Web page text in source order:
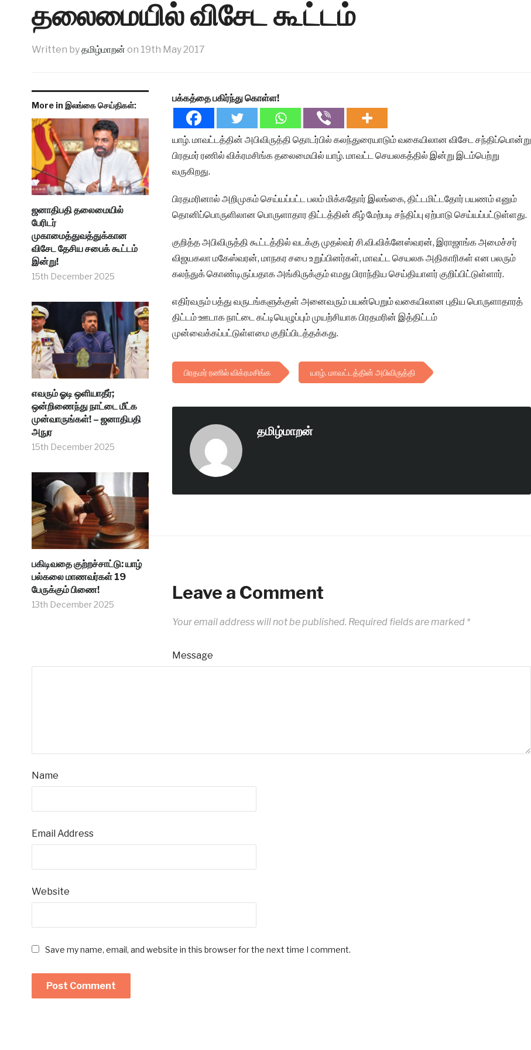
தலைமையில் விசேட கூட்டம்
Written byதமிழ்மாறன் on 19th May 2017
More in இலங்கை செய்திகள்:
ஜனாதிபதி தலைமையில்
பேரிடர்
முகாமைத்துவத்துக்கான
விசேட தேசிய சபைக் கூட்டம்
இன்று!
15th December 2025
எவரும் ஓடி ஒளியாதீர்;
ஒன்றிணைந்து நாட்டை மீட்க
முன்வாருங்கள்! – ஜனாதிபதி
அநுர
15th December 2025
பகிடிவதை குற்றச்சாட்டு: யாழ்
பல்கலை மாணவர்கள் 19
பேருக்கும் பிணை!
13th December 2025
பக்கத்தை பகிர்ந்து கொள்ள!
யாழ். மாவட்டத்தின் அபிவிருத்தி தொடர்பில் கலந்துரையாடும் வகையிலான விசேட சந்திப்பொன்று
பிரதமர் ரணில் விக்ரமசிங்க தலைமையில் யாழ். மாவட்ட செயலகத்தில் இன்று இடம்பெற்று
வருகிறது.
பிரதமரினால் அறிமுகம் செய்யப்பட்ட பலம் மிக்கதோர் இலங்கை, திட்டமிட்டதோர் பயணம் எனும்
தொனிப்பொருளிலான பொருளாதார திட்டத்தின் கீழ் மேற்படி சந்திப்பு ஏற்பாடு செய்யப்பட்டுள்ளது.
குறித்த அபிவிருத்தி கூட்டத்தில் வடக்கு முதல்வர் சி.வி.விக்னேஸ்வரன், இராஜாங்க அமைச்சர்
விஜயகலா மகேஸ்வரன், மாநகர சபை உறுப்பினர்கள், மாவட்ட செயலக அதிகாரிகள் என பலரும்
கலந்துக் கொண்டிருப்பதாக அங்கிருக்கும் எமது பிராந்திய செய்தியாளர் குறிப்பிட்டுள்ளார்.
எதிர்வரும் பத்து வருடங்களுக்குள் அனைவரும் பயன்பெறும் வகையிலான புதிய பொருளாதாரத்
திட்டம் ஊடாக நாட்டை கட்டியெழுப்பும் முயற்சியாக பிரதமரின் இத்திட்டம்
முன்வைக்கப்பட்டுள்ளமை குறிப்பிடத்தக்கது.
பிரதமர் ரணில் விக்ரமசிங்க யாழ். மாவட்டத்தின் அபிவிருத்தி
தமிழ்மாறன்
Leave a Comment
Your email address will not be published. Required fields are marked *
Message
Name
Email Address
Website
Save my name, email, and website in this browser for the next time I comment.